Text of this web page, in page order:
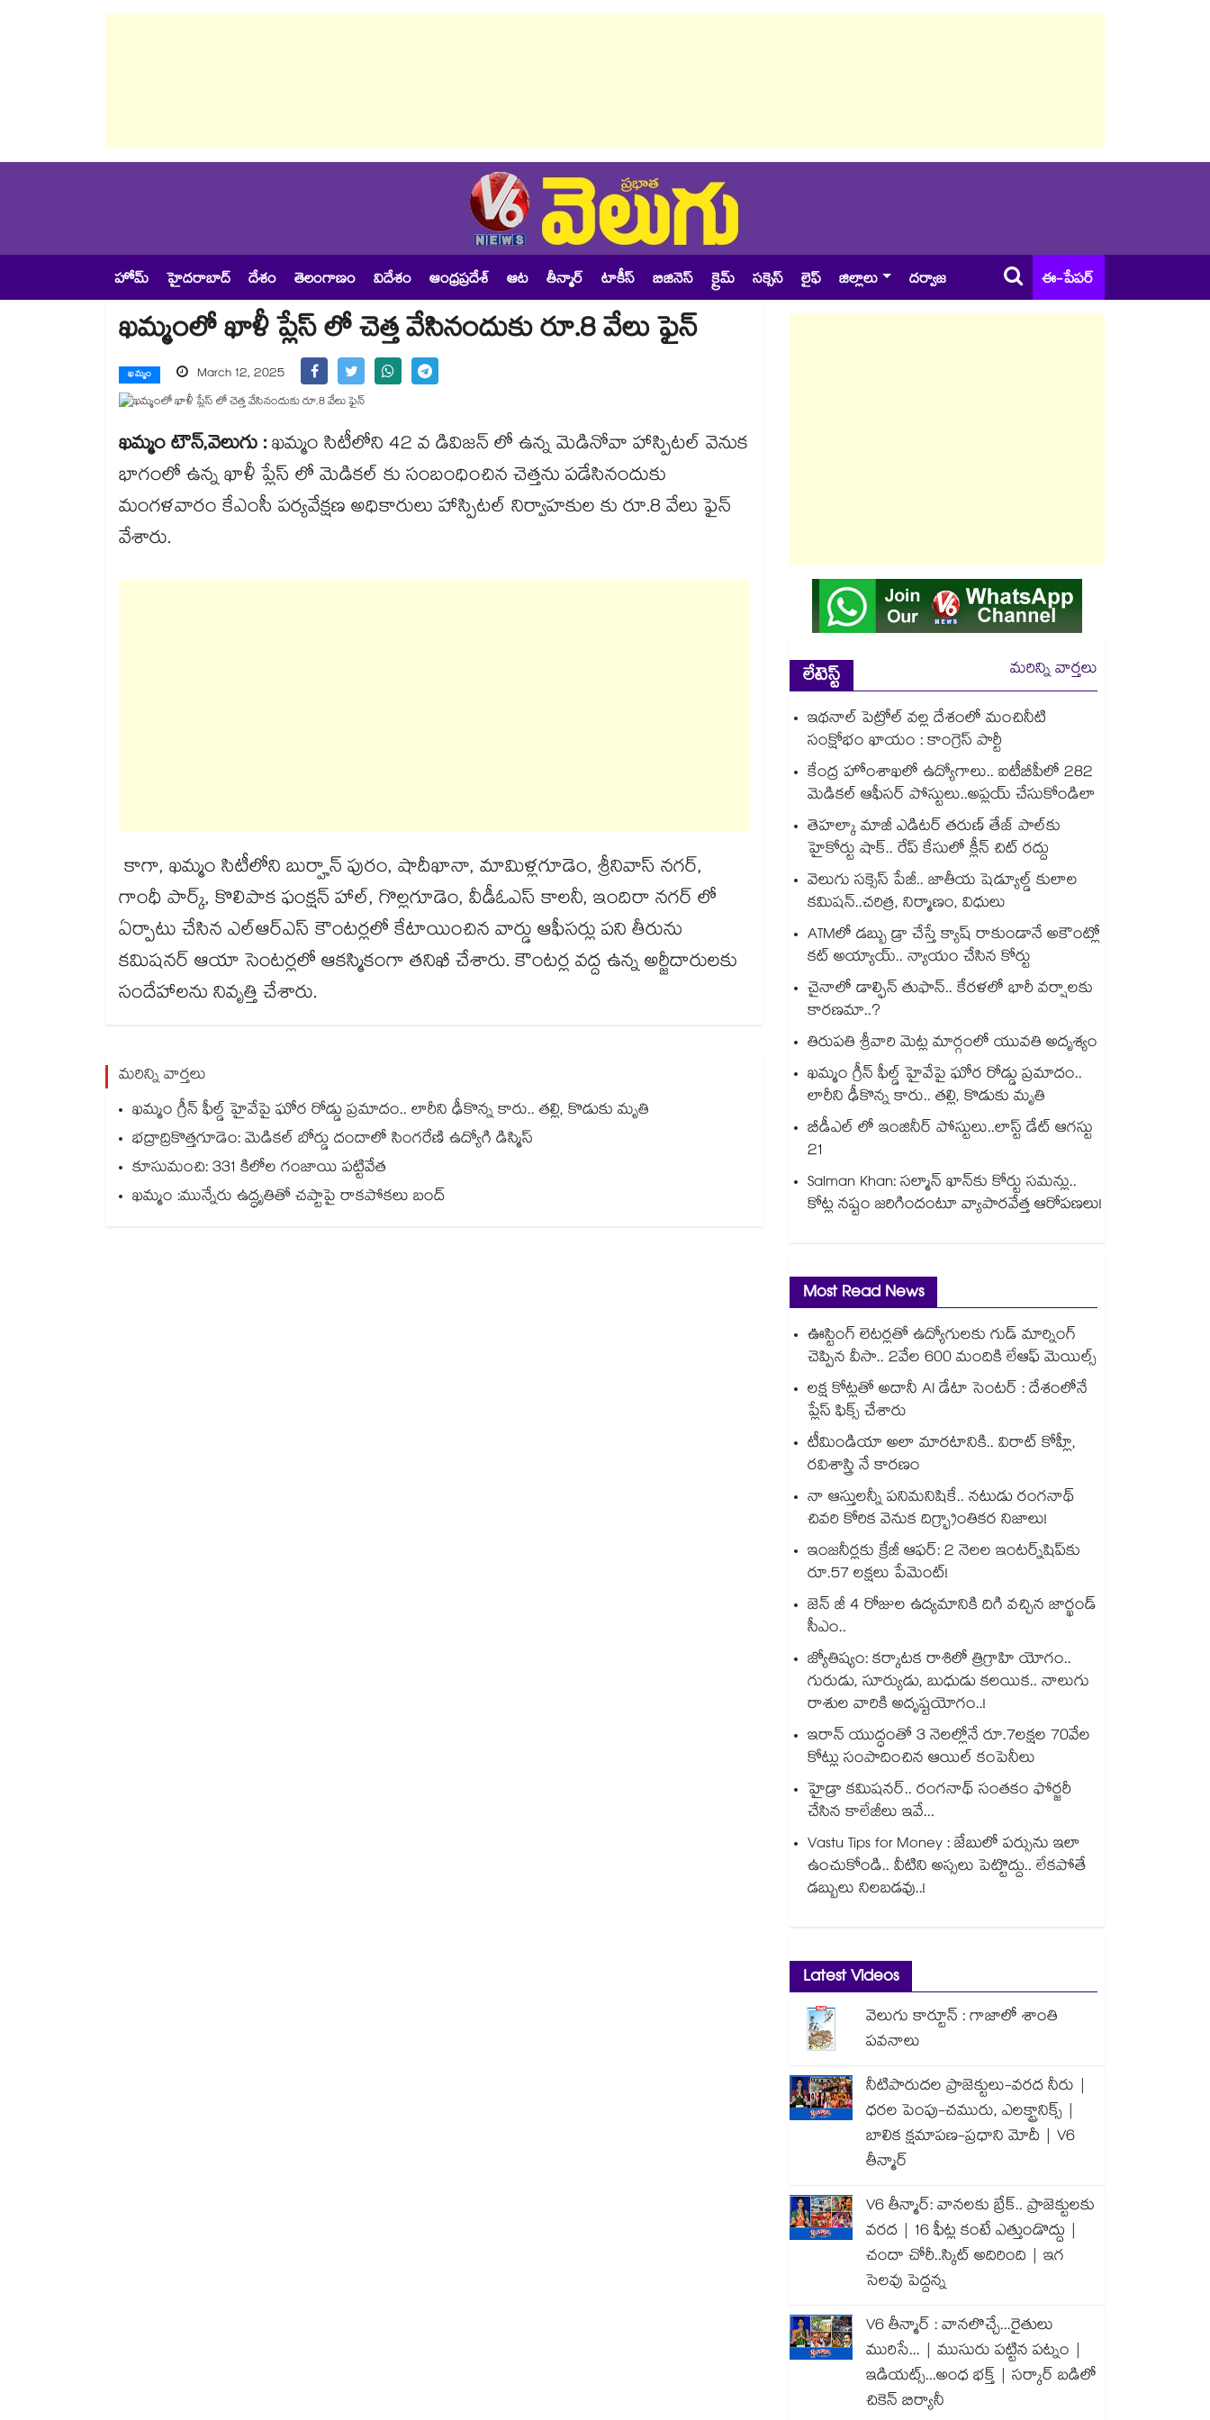
హోమ్ హైదరాబాద్ దేశం తెలంగాణం విదేశం ఆంధ్రప్రదేశ్ ఆట తీన్మార్ టాకీస్ బిజినెస్ క్రైమ్ సక్సెస్ లైఫ్ జిల్లాలు దర్వాజ ఈ-పేపర్
ఖమ్మంలో ఖాళీ ప్లేస్ లో చెత్త వేసినందుకు రూ.8 వేలు ఫైన్
ఖమ్మం March 12, 2025
ఖమ్మం టౌన్,వెలుగు :ఖమ్మం సిటీలోని 42 వ డివిజన్ లో ఉన్న మెడినోవా హాస్పిటల్ వెనుక
భాగంలో ఉన్న ఖాళీ ప్లేస్ లో మెడికల్ కు సంబంధించిన చెత్తను పడేసినందుకు
మంగళవారం కేఎంసీ పర్యవేక్షణ అధికారులు హాస్పిటల్ నిర్వాహకుల కు రూ.8 వేలు ఫైన్
వేశారు.
కాగా, ఖమ్మం సిటీలోని బుర్హాన్ పురం, షాదీఖానా, మామిళ్లగూడెం, శ్రీనివాస్ నగర్,
గాంధీ పార్క్, కొలిపాక ఫంక్షన్ హాల్, గొల్లగూడెం, వీడీఓఎస్ కాలనీ, ఇందిరా నగర్ లో
ఏర్పాటు చేసిన ఎల్ఆర్ఎస్ కౌంటర్లలో కేటాయించిన వార్డు ఆఫీసర్లు పని తీరును
కమిషనర్ ఆయా సెంటర్లలో ఆకస్మికంగా తనిఖీ చేశారు. కౌంటర్ల వద్ద ఉన్న అర్జీదారులకు
సందేహాలను నివృత్తి చేశారు.
మరిన్ని వార్తలు
ఖమ్మం గ్రీన్ ఫీల్డ్ హైవేపై ఘోర రోడ్డు ప్రమాదం.. లారీని ఢీకొన్న కారు.. తల్లి, కొడుకు మృతి
భద్రాద్రికొత్తగూడెం: మెడికల్ బోర్డు దందాలో సింగరేణి ఉద్యోగి డిస్మిస్
కూసుమంచి: 331 కిలోల గంజాయి పట్టివేత
ఖమ్మం :మున్నేరు ఉద్ధృతితో చప్టాపై రాకపోకలు బంద్
లేటెస్ట్
మరిన్ని వార్తలు
ఇథనాల్ పెట్రోల్ వల్ల దేశంలో మంచినీటి
సంక్షోభం ఖాయం : కాంగ్రెస్ పార్టీ
కేంద్ర హోంశాఖలో ఉద్యోగాలు.. ఐటీబీపీలో 282
మెడికల్ ఆఫీసర్ పోస్టులు..అప్లయ్ చేసుకోండిలా
తెహల్కా మాజీ ఎడిటర్ తరుణ్ తేజ్ పాల్⁭కు
హైకోర్టు షాక్.. రేప్ కేసులో క్లీన్ చిట్ రద్దు
వెలుగు సక్సెస్ పేజీ.. జాతీయ షెడ్యూల్డ్ కులాల
కమిషన్..చరిత్ర, నిర్మాణం, విధులు
ATMలో డబ్బు డ్రా చేస్తే క్యాష్ రాకుండానే అకౌంట్లో
కట్ అయ్యాయ్.. న్యాయం చేసిన కోర్టు
చైనాలో డాల్ఫిన్ తుఫాన్.. కేరళలో భారీ వర్షాలకు
కారణమా..?
తిరుపతి శ్రీవారి మెట్ల మార్గంలో యువతి అదృశ్యం
ఖమ్మం గ్రీన్ ఫీల్డ్ హైవేపై ఘోర రోడ్డు ప్రమాదం..
లారీని ఢీకొన్న కారు.. తల్లి, కొడుకు మృతి
బీడీఎల్ లో ఇంజినీర్ పోస్టులు..లాస్ట్ డేట్ ఆగస్టు
21
Salman Khan: సల్మాన్ ఖాన్‌కు కోర్టు సమన్లు..
కోట్ల నష్టం జరిగిందంటూ వ్యాపారవేత్త ఆరోపణలు!
Most Read News
ఊస్టింగ్ లెటర్లతో ఉద్యోగులకు గుడ్ మార్నింగ్
చెప్పిన వీసా.. 2వేల 600 మందికి లేఆఫ్ మెయిల్స్
లక్ష కోట్లతో అదానీ AI డేటా సెంటర్ : దేశంలోనే
ప్లేస్ ఫిక్స్ చేశారు
టీమిండియా అలా మారటానికి.. విరాట్ కోహ్లీ,
రవిశాస్త్రి నే కారణం
నా ఆస్తులన్నీ పనిమనిషికే.. నటుడు రంగనాథ్
చివరి కోరిక వెనుక దిగ్భ్రాంతికర నిజాలు!
ఇంజనీర్లకు క్రేజీ ఆఫర్: 2 నెలల ఇంటర్న్‌షిప్‌కు
రూ.57 లక్షలు పేమెంట్!
జెన్ జీ 4 రోజుల ఉద్యమానికి దిగి వచ్చిన జార్ఖండ్
సీఎం..
జ్యోతిష్యం: కర్కాటక రాశిలో త్రిగ్రాహి యోగం..
గురుడు, సూర్యుడు, బుధుడు కలయిక.. నాలుగు
రాశుల వారికి అదృష్టయోగం..!
ఇరాన్ యుద్ధంతో 3 నెలల్లోనే రూ.7లక్షల 70వేల
కోట్లు సంపాదించిన ఆయిల్ కంపెనీలు
హైడ్రా కమిషనర్.. రంగనాథ్ సంతకం ఫోర్జరీ
చేసిన కాలేజీలు ఇవే...
Vastu Tips for Money : జేబులో పర్సును ఇలా
ఉంచుకోండి.. వీటిని అస్సలు పెట్టొద్దు.. లేకపోతే
డబ్బులు నిలబడవు..!
Latest Videos
వెలుగు కార్టూన్ : గాజాలో శాంతి
పవనాలు
నీటిపారుదల ప్రాజెక్టులు-వరద నీరు |
ధరల పెంపు-చమురు, ఎలక్ట్రానిక్స్ |
బాలిక క్షమాపణ-ప్రధాని మోదీ | V6
తీన్మార్
V6 తీన్మార్: వానలకు బ్రేక్.. ప్రాజెక్టులకు
వరద | 16 ఫీట్ల కంటే ఎత్తుండొద్దు |
చందా చోరీ..స్కిట్ అదిరింది | ఇగ
సెలవు పెద్దన్న
V6 తీన్మార్ : వానలొచ్చే...రైతులు
మురిసే... | ముసురు పట్టిన పట్నం |
ఇడియట్స్...అంధ భక్త్ | సర్కార్ బడిలో
చికెన్ బిర్యానీ